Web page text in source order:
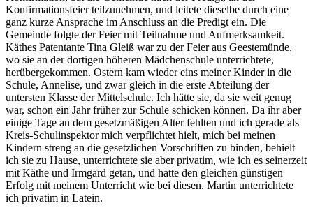
Konfirmationsfeier teilzunehmen, und leitete dieselbe durch eine
ganz kurze Ansprache im Anschluss an die Predigt ein. Die
Gemeinde folgte der Feier mit Teilnahme und Aufmerksamkeit.
Käthes Patentante Tina Gleiß war zu der Feier aus Geestemünde,
wo sie an der dortigen höheren Mädchenschule unterrichtete,
herübergekommen. Ostern kam wieder eins meiner Kinder in die
Schule, Annelise, und zwar gleich in die erste Abteilung der
untersten Klasse der Mittelschule. Ich hätte sie, da sie weit genug
war, schon ein Jahr früher zur Schule schicken können. Da ihr aber
einige Tage an dem gesetzmäßigen Alter fehlten und ich gerade als
Kreis-Schulinspektor mich verpflichtet hielt, mich bei meinen
Kindern streng an die gesetzlichen Vorschriften zu binden, behielt
ich sie zu Hause, unterrichtete sie aber privatim, wie ich es seinerzeit
mit Käthe und Irmgard getan, und hatte den gleichen günstigen
Erfolg mit meinem Unterricht wie bei diesen. Martin unterrichtete
ich privatim in Latein.